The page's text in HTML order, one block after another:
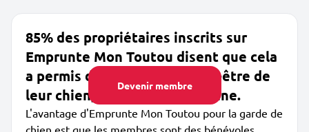
Devenir membre
85% des propriétaires inscrits sur
Emprunte Mon Toutou disent que cela
a permis d'augmenter le bien-être de
leur chien, de +50% en moyenne.
L'avantage d'Emprunte Mon Toutou pour la garde de
chien est que les membres sont des bénévoles,